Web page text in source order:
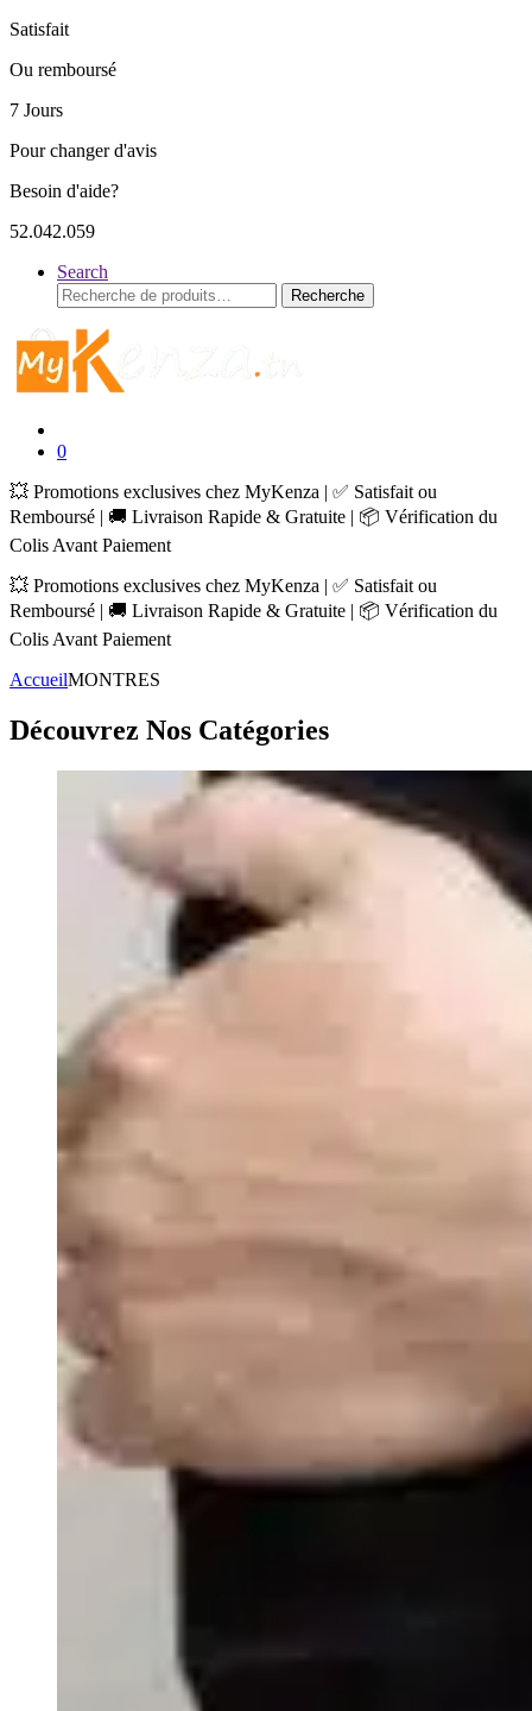
Satisfait
Ou remboursé
7 Jours
Pour changer d'avis
Besoin d'aide?
52.042.059
Search
Recherche
pour :
Recherche
0
💥 Promotions exclusives chez MyKenza | ✅ Satisfait ou
Remboursé | 🚚 Livraison Rapide & Gratuite | 📦 Vérification du
Colis Avant Paiement
💥 Promotions exclusives chez MyKenza | ✅ Satisfait ou
Remboursé | 🚚 Livraison Rapide & Gratuite | 📦 Vérification du
Colis Avant Paiement
AccueilMONTRES
Découvrez Nos Catégories